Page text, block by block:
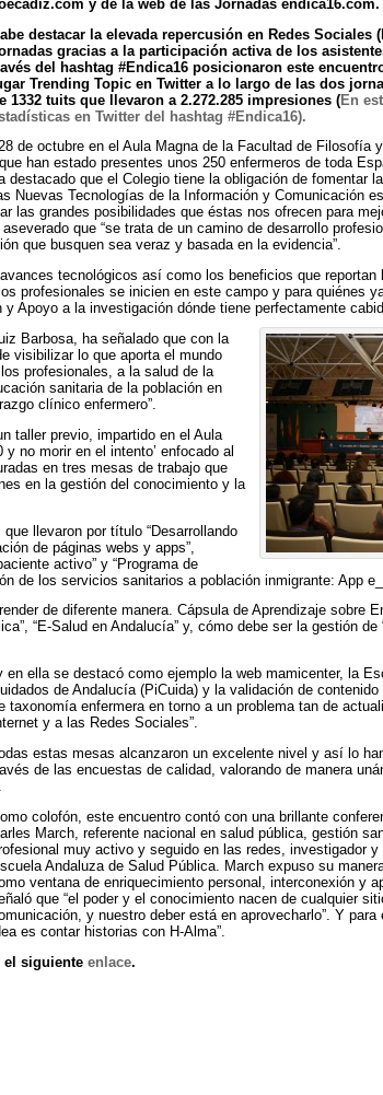
y de la web de las Jornadas endica16.com.
destacar la elevada repercusión en Redes Sociales
gracias a la participación activa de los
del hashtag #Endica16 posicionaron este
Trending Topic en Twitter a lo largo de las dos
1332 tuits que llevaron a 2.272.285 impresiones (En
en Twitter del hashtag #Endica16).
de octubre en el Aula Magna de la Facultad de Filosofía
han estado presentes unos 250 enfermeros de toda
que el Colegio tiene la obligación de fomentar
Nuevas Tecnologías de la Información y Comunicación
las grandes posibilidades que éstas nos ofrecen para
que “se trata de un camino de desarrollo
que busquen sea veraz y basada en la evidencia”.
tecnológicos así como los beneficios que
profesionales se inicien en este campo y para quiénes
Apoyo a la investigación dónde tiene perfectamente
Barbosa, ha señalado que con la
visibilizar lo que aporta el mundo
profesionales, a la salud de la
sanitaria de la población en
clínico enfermero”.
taller previo, impartido en el Aula
no morir en el intento’ enfocado al
en tres mesas de trabajo que
en la gestión del conocimiento y la
llevaron por título “Desarrollando
de páginas webs y apps”,
activo” y “Programa de
de los servicios sanitarios a población inmigrante: App
de diferente manera. Cápsula de Aprendizaje sobre
“E-Salud en Andalucía” y, cómo debe ser la gestión
ella se destacó como ejemplo la web mamicenter, la
de Andalucía (PiCuida) y la validación de contenido
taxonomía enfermera en torno a un problema tan de
y a las Redes Sociales”.
estas mesas alcanzaron un excelente nivel y así lo
de las encuestas de calidad, valorando de manera
colofón, este encuentro contó con una brillante
March, referente nacional en salud pública, gestión
muy activo y seguido en las redes, investigador
Andaluza de Salud Pública. March expuso su
ventana de enriquecimiento personal, interconexión y
que “el poder y el conocimiento nacen de cualquier
y nuestro deber está en aprovecharlo”. Y
es contar historias con H-Alma”.
el siguiente enlace.